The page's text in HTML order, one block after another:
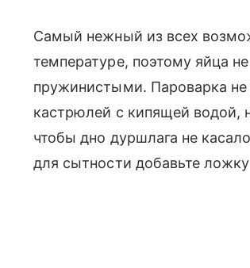
Самый нежный из всех
температуре, поэтому яйца
пружинистыми. Пароварка не
кастрюлей с кипящей водой,
чтобы дно дуршлага не
для сытности добавьте ложку